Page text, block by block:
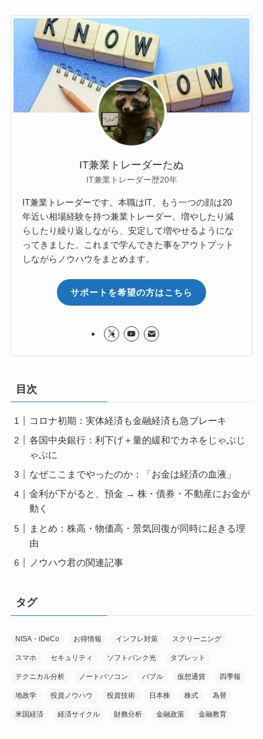
IT兼業トレーダーたぬ
IT兼業トレーダー歴20年
IT兼業トレーダーです。本職はIT、もう一つの顔は20
年近い相場経験を持つ兼業トレーダー。増やしたり減
らしたり繰り返しながら、安定して増やせるようにな
ってきました。これまで学んできた事をアウトプット
しながらノウハウをまとめます。
サポートを希望の方はこちら
目次
コロナ初期：実体経済も金融経済も急ブレーキ
各国中央銀行：利下げ＋量的緩和でカネをじゃぶじ
ゃぶに
なぜここまでやったのか：「お金は経済の血液」
金利が下がると、預金 → 株・債券・不動産にお金が
動く
まとめ：株高・物価高・景気回復が同時に起きる理
由
ノウハウ君の関連記事
タグ
NISA・iDeCo お得情報 インフレ対策 スクリーニング
スマホ セキュリティ ソフトバンク光 タブレット
テクニカル分析 ノートパソコン バブル 仮想通貨 四季報
地政学 投資ノウハウ 投資技術 日本株 株式 為替
米国経済 経済サイクル 財務分析 金融政策 金融教育